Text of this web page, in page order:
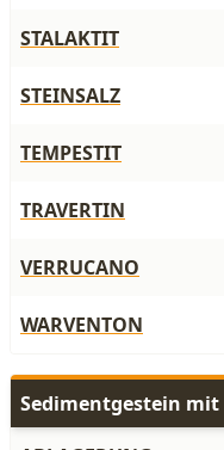
STALAKTIT
STEINSALZ
TEMPESTIT
TRAVERTIN
VERRUCANO
WARVENTON
Sedimentgestein mit